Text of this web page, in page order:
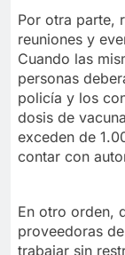
Por otra parte,
reuniones y
Cuando las
personas
policía y los
dosis de
exceden de
contar con
En otro orden,
proveedoras
trabajar sin